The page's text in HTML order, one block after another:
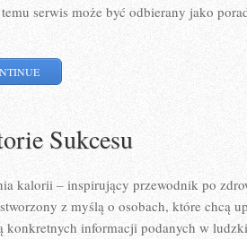
serwis może być odbierany jako
Sukcesu
kalorii – inspirujący przewodnik po
z myślą o osobach, które chcą
konkretnych informacji podanych w